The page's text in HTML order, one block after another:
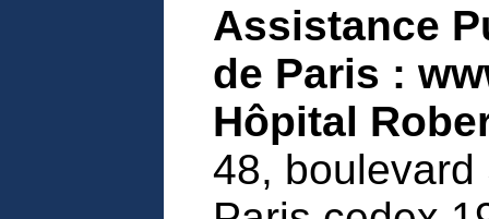
Assistance
de Paris :
Hôpital
48,